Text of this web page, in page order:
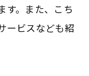
す。また、こち
ービスなども紹